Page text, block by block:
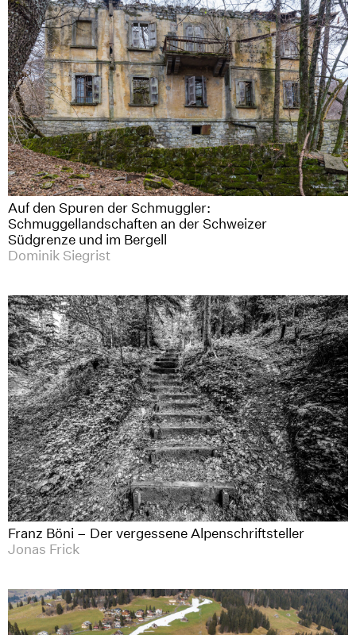
Auf den Spuren der Schmuggler:
Schmuggellandschaften an der Schweizer
Südgrenze und im Bergell
Dominik Siegrist
Franz Böni – Der vergessene Alpenschriftsteller
Jonas Frick